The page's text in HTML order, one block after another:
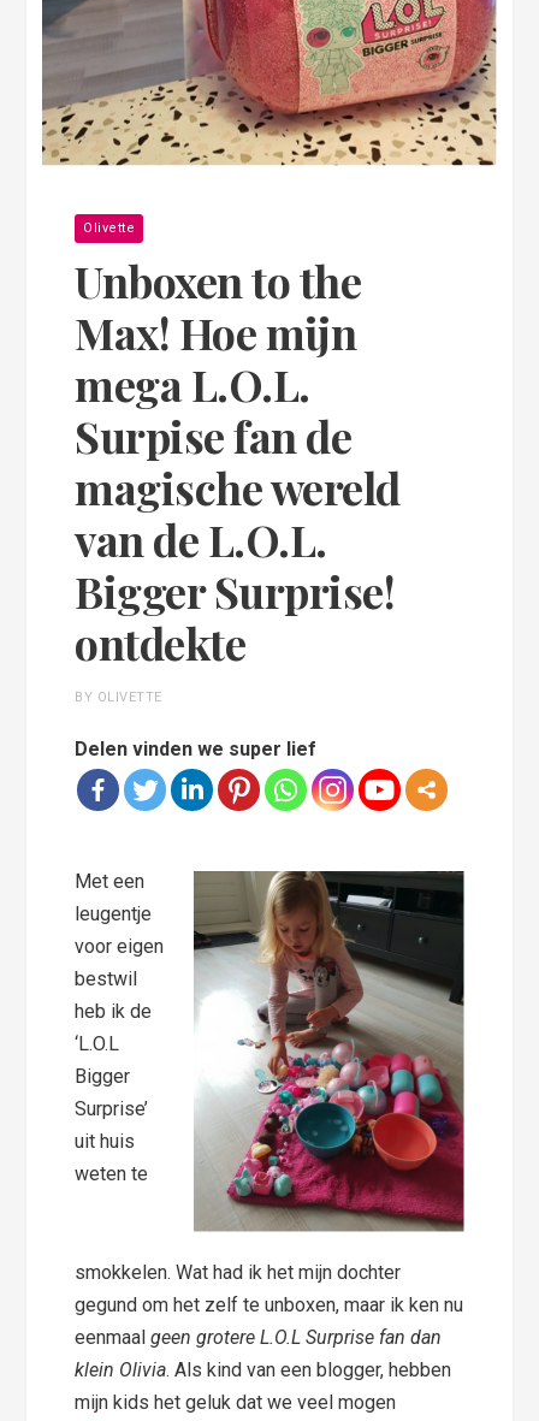
Olivette
Unboxen to the
Max! Hoe mijn
mega L.O.L.
Surpise fan de
magische wereld
van de L.O.L.
Bigger Surprise!
ontdekte
BY OLIVETTE
Delen vinden we super lief
Met een
leugentje
voor eigen
bestwil
heb ik de
‘L.O.L
Bigger
Surprise’
uit huis
weten te
smokkelen. Wat had ik het mijn dochter
gegund om het zelf te unboxen, maar ik ken nu
eenmaalgeen grotere L.O.L Surprise fan dan
klein Olivia. Als kind van een blogger, hebben
mijn kids het geluk dat we veel mogen